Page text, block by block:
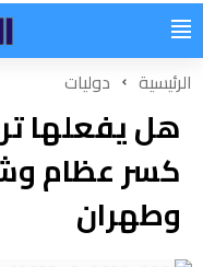
الرئيسية دوليات
هل يفعلها
كسر عظام
وطهران